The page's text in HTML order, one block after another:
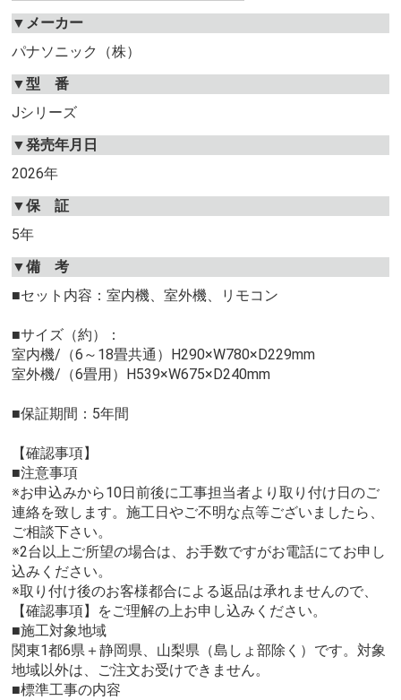
▼メーカー
パナソニック（株）
▼型 番
Jシリーズ
▼発売年月日
2026年
▼保 証
5年
▼備 考
■セット内容：室内機、室外機、リモコン
■サイズ（約）：
室内機/（6～18畳共通）H290×W780×D229mm
室外機/（6畳用）H539×W675×D240mm
■保証期間：5年間
【確認事項】
■注意事項
※お申込みから10日前後に工事担当者より取り付け日のご
連絡を致します。施工日やご不明な点等ございましたら、
ご相談下さい。
※2台以上ご所望の場合は、お手数ですがお電話にてお申し
込みください。
※取り付け後のお客様都合による返品は承れませんので、
【確認事項】をご理解の上お申し込みください。
■施工対象地域
関東1都6県＋静岡県、山梨県（島しょ部除く）です。対象
地域以外は、ご注文お受けできません。
■標準工事の内容